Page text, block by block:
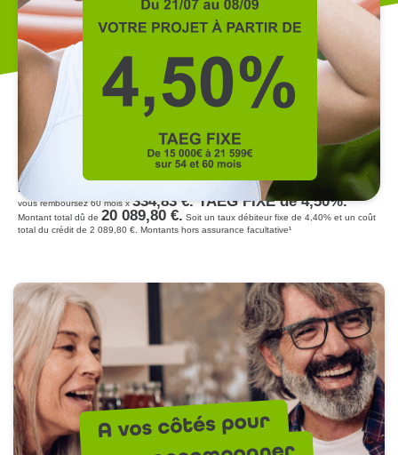
Exemple pour un Prêt Personnel sans justificatif de projet : pour 18 000 € sur 60 mois,
vous remboursez 60 mois x 334,83 €. TAEG FIXE de 4,50%.
Montant total dû de 20 089,80 €. Soit un taux débiteur fixe de 4,40% et un coût
total du crédit de 2 089,80 €. Montants hors assurance facultative¹